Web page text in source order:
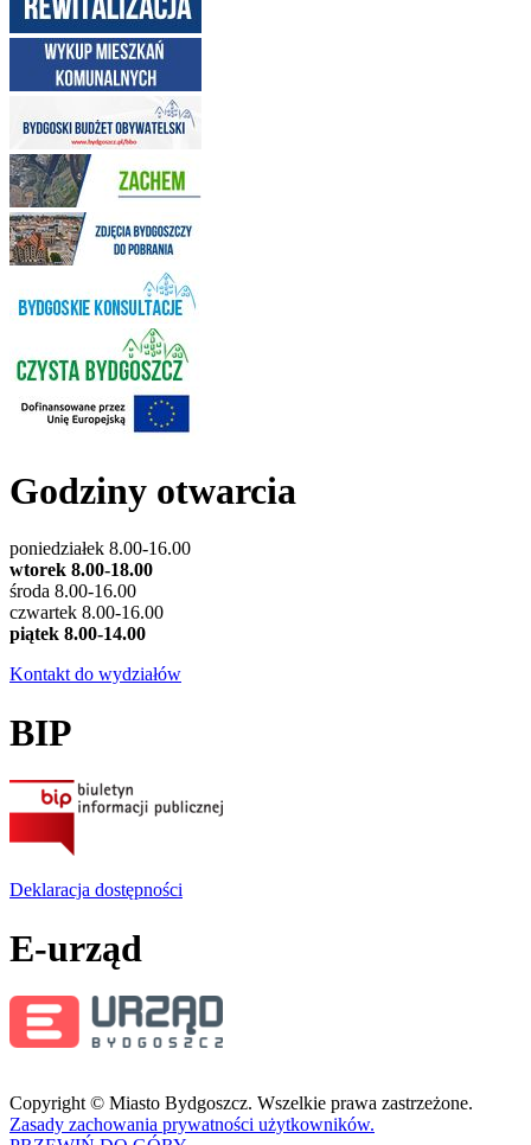
Godziny otwarcia
poniedziałek 8.00-16.00
wtorek 8.00-18.00
środa 8.00-16.00
czwartek 8.00-16.00
piątek 8.00-14.00
Kontakt do wydziałów
BIP
Deklaracja dostępności
E-urząd
Copyright © Miasto Bydgoszcz. Wszelkie prawa zastrzeżone.
Zasady zachowania prywatności użytkowników.